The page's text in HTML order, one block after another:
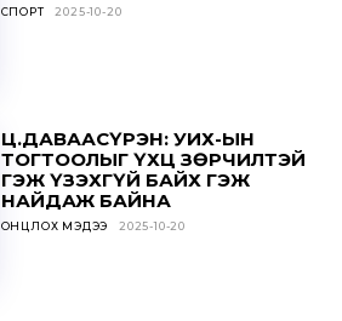
СПОРТ 2025-10-20
Ц.ДАВААСҮРЭН: УИХ-ЫН
ТОГТООЛЫГ ҮХЦ ЗӨРЧИЛТЭЙ
ГЭЖ ҮЗЭХГҮЙ БАЙХ ГЭЖ
НАЙДАЖ БАЙНА
ОНЦЛОХ МЭДЭЭ 2025-10-20